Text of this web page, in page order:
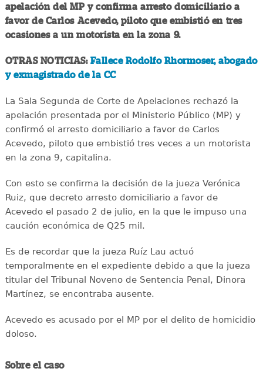
apelación del MP y confirma arresto domiciliario a
favor de Carlos Acevedo, piloto que embistió en tres
ocasiones a un motorista en la zona 9.
OTRAS NOTICIAS: Fallece Rodolfo Rhormoser, abogado
y exmagistrado de la CC
La Sala Segunda de Corte de Apelaciones rechazó la
apelación presentada por el Ministerio Público (MP) y
confirmó el arresto domiciliario a favor de Carlos
Acevedo, piloto que embistió tres veces a un motorista
en la zona 9, capitalina.
Con esto se confirma la decisión de la jueza Verónica
Ruiz, que decreto arresto domiciliario a favor de
Acevedo el pasado 2 de julio, en la que le impuso una
caución económica de Q25 mil.
Es de recordar que la jueza Ruíz Lau actuó
temporalmente en el expediente debido a que la jueza
titular del Tribunal Noveno de Sentencia Penal, Dinora
Martínez, se encontraba ausente.
Acevedo es acusado por el MP por el delito de homicidio
doloso.
Sobre el caso